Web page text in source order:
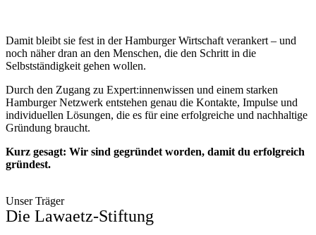
Damit bleibt sie fest in der Hamburger Wirtschaft verankert – und
noch näher dran an den Menschen, die den Schritt in die
Selbstständigkeit gehen wollen.
Durch den Zugang zu Expert:innenwissen und einem starken
Hamburger Netzwerk entstehen genau die Kontakte, Impulse und
individuellen Lösungen, die es für eine erfolgreiche und nachhaltige
Gründung braucht.
Kurz gesagt: Wir sind gegründet worden, damit du erfolgreich
gründest.
Unser Träger
Die Lawaetz-Stiftung